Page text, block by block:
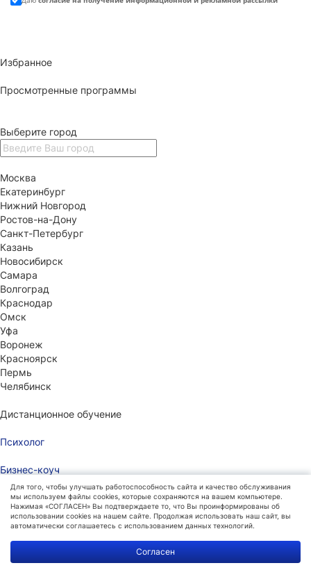
Для того, чтобы улучшать работоспособность сайта и качество обслуживания
мы используем файлы cookies, которые сохраняются на вашем компьютере.
Нажимая «СОГЛАСЕН» Вы подтверждаете то, что Вы проинформированы об
использовании cookies на нашем сайте. Продолжая использовать наш сайт, вы
автоматически соглашаетесь с использованием данных технологий.
Согласен
Избранное
Просмотренные программы
Выберите город
Москва
Екатеринбург
Нижний Новгород
Ростов-на-Дону
Санкт-Петербург
Казань
Новосибирск
Самара
Волгоград
Краснодар
Омск
Уфа
Воронеж
Красноярск
Пермь
Челябинск
Дистанционное обучение
Психолог
Бизнес-коуч
Педагог
Учитель
Дефектолог